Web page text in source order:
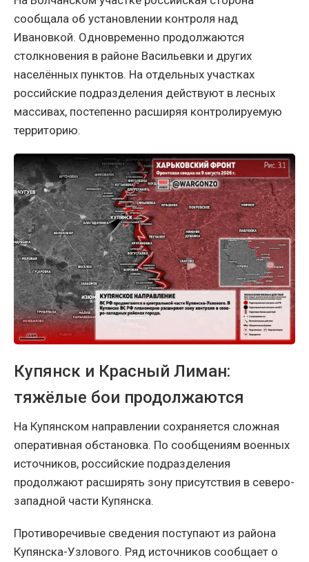
сообщала об установлении контроля над
Ивановкой. Одновременно продолжаются
столкновения в районе Васильевки и других
населённых пунктов. На отдельных участках
российские подразделения действуют в лесных
массивах, постепенно расширяя контролируемую
территорию.
Купянск и Красный Лиман:
тяжёлые бои продолжаются
На Купянском направлении сохраняется сложная
оперативная обстановка. По сообщениям военных
источников, российские подразделения
продолжают расширять зону присутствия в северо-
западной части Купянска.
Противоречивые сведения поступают из района
Купянска-Узлового. Ряд источников сообщает о